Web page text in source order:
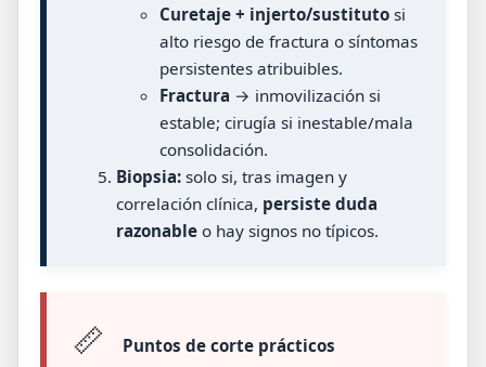
Curetaje + injerto/sustituto si
alto riesgo de fractura o síntomas
persistentes atribuibles.
Fractura → inmovilización si
estable; cirugía si inestable/mala
consolidación.
Biopsia: solo si, tras imagen y
correlación clínica, persiste duda
razonable o hay signos no típicos.
📏
Puntos de corte prácticos